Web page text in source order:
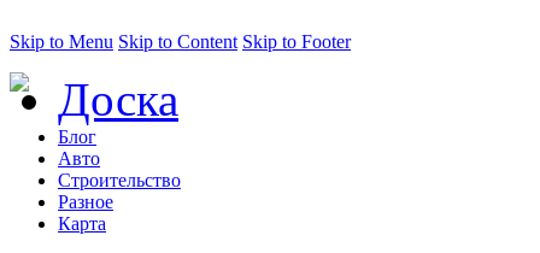
Skip to Menu Skip to Content Skip to Footer
Доска
Блог
Авто
Строительство
Разное
Карта